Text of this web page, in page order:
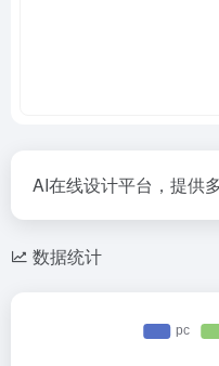
AI在线设计平台，提供
数据统计